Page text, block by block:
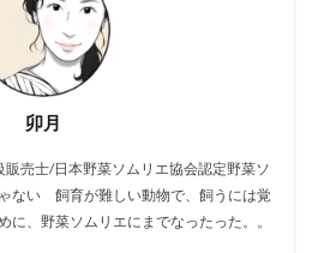
卯月
売士/日本野菜ソムリエ協会認定野菜ソ
ない 飼育が難しい動物で、飼うには覚
に、野菜ソムリエにまでなったった。。